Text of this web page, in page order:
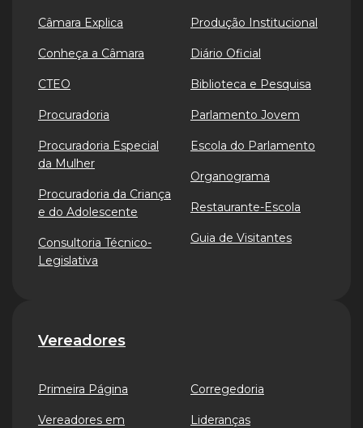
Câmara Explica
Conheça a Câmara
CTEO
Procuradoria
Procuradoria Especial
da Mulher
Procuradoria da Criança
e do Adolescente
Consultoria Técnico-
Legislativa
Produção Institucional
Diário Oficial
Biblioteca e Pesquisa
Parlamento Jovem
Escola do Parlamento
Organograma
Restaurante-Escola
Guia de Visitantes
Vereadores
Primeira Página
Vereadores em
Corregedoria
Lideranças